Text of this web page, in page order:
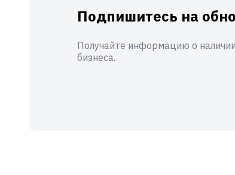
Подпишитесь на
Получайте информацию о
бизнеса.